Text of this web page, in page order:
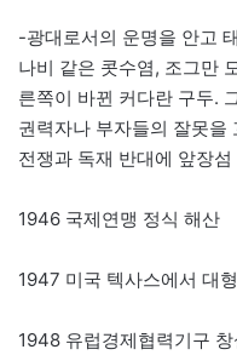
-광대로서의 운명을 안고
나비 같은 콧수염, 조그만
른쪽이 바뀐 커다란 구두.
권력자나 부자들의 잘못을
전쟁과 독재 반대에 앞장섬
1946 국제연맹 정식 해산
1947 미국 텍사스에서 대
1948 유럽경제협력기구 창